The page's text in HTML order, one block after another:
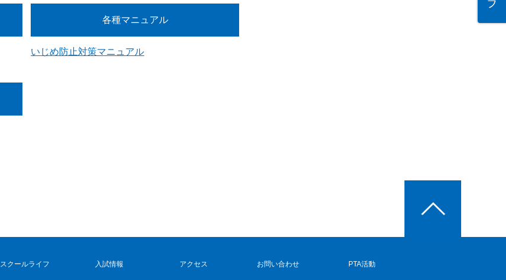
各種マニュアル
いじめ防止対策マニュアル
スクールライフ 入試情報 アクセス お問い合わせ PTA活動